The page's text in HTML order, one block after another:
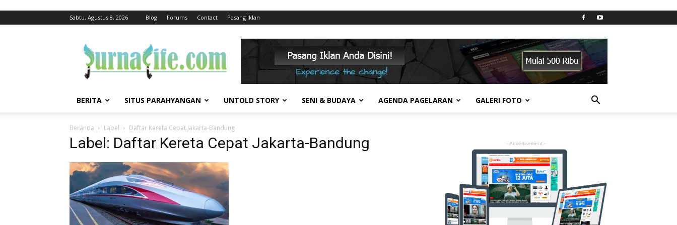
Sabtu, Agustus 8, 2026 Blog Forums Contact Pasang Iklan
BERITA SITUS PARAHYANGAN UNTOLD STORY SENI & BUDAYA AGENDA PAGELARAN GALERI FOTO
Beranda Label Daftar Kereta Cepat Jakarta-Bandung
Label: Daftar Kereta Cepat Jakarta-Bandung - Advertisement -